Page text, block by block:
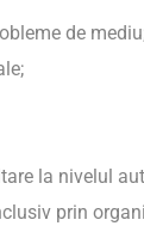
de
la nivelul
prin